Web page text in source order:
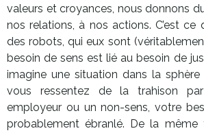
valeurs et croyances, nous donnons
nos relations, à nos actions. C’est ce
des robots, qui eux sont
besoin de sens est lié au besoin de
imagine une situation dans la
vous ressentez de la trahison
employeur ou un non-sens, votre
probablement ébranlé. De la même